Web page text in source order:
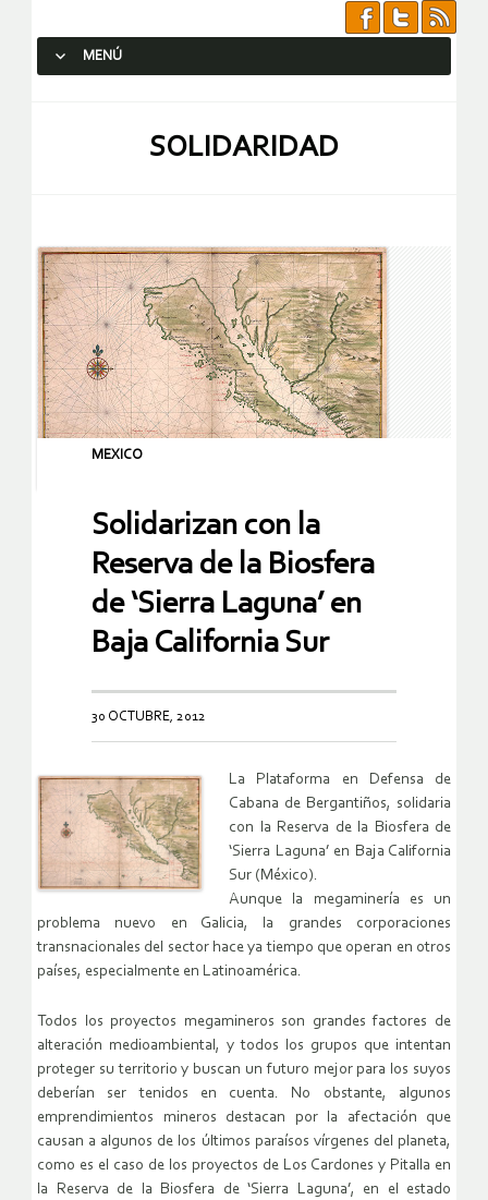
MENÚ
SOLIDARIDAD
MEXICO
Solidarizan con la
Reserva de la Biosfera
de ‘Sierra Laguna’ en
Baja California Sur
30 OCTUBRE, 2012
La Plataforma en Defensa de
Cabana de Bergantiños, solidaria
con la Reserva de la Biosfera de
‘Sierra Laguna’ en Baja California
Sur (México).
Aunque la megaminería es un
problema nuevo en Galicia, la grandes corporaciones
transnacionales del sector hace ya tiempo que operan en otros
países, especialmente en Latinoamérica.
Todos los proyectos megamineros son grandes factores de
alteración medioambiental, y todos los grupos que intentan
proteger su territorio y buscan un futuro mejor para los suyos
deberían ser tenidos en cuenta. No obstante, algunos
emprendimientos mineros destacan por la afectación que
causan a algunos de los últimos paraísos vírgenes del planeta,
como es el caso de los proyectos de Los Cardones y Pitalla en
la Reserva de la Biosfera de ‘Sierra Laguna’, en el estado